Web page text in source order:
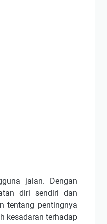
jalan. Dengan
diri sendiri dan
tentang pentingnya
kesadaran terhadap